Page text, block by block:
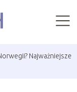
Najważniejsze